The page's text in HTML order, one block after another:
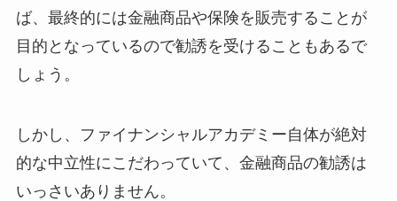
ば、最終的には金融商品や保険を販売することが
目的となっているので勧誘を受けることもあるで
しょう。
しかし、ファイナンシャルアカデミー自体が絶対
的な中立性にこだわっていて、金融商品の勧誘は
いっさいありません。